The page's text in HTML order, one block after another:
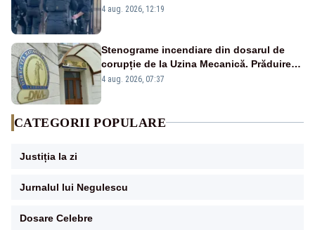
4 aug. 2026, 12:19
Stenograme incendiare din dosarul de
corupție de la Uzina Mecanică. Prăduirea
banilor din programul SAFE, interceptată
4 aug. 2026, 07:37
CATEGORII POPULARE
Justiția la zi
Jurnalul lui Negulescu
Dosare Celebre